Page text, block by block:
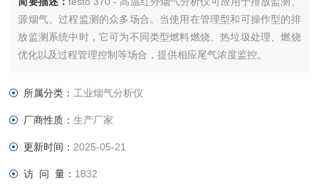
源烟气、过程监测的众多场合。当使用在管理型和可操作型的排
放监测系统中时，它可为不同类型燃料燃烧、热垃圾处理、燃烧
优化以及过程管理控制等场合，提供相应尾气浓度监控。
所属分类： 工业烟气分析仪
厂商性质：生产厂家
更新时间： 2025-05-21
访 问 量： 1832